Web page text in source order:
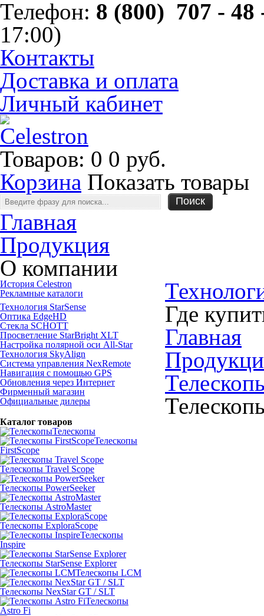
Телефон: 8 (800) 707 - 48
17:00)
Контакты
Доставка и оплата
Личный кабинет
Товаров: 0 0 руб.
Корзина Показать товары
Главная
Продукция
О компании
История Celestron
Рекламные каталоги
Технология StarSense
Оптика EdgeHD
Стекла SCHOTT
Просветление StarBright XLT
Настройка полярной оси All-Star
Технология SkyAlign
Система управления NexRemote
Навигация с помощью GPS
Обновления через Интернет
Где
Фирменный магазин
Официальные дилеры
Главная
Каталог товаров
Телескопы
Телескопы
FirstScope
Телескопы Travel Scope
Телескопы PowerSeeker
Телескопы AstroMaster
Телескопы ExploraScope
Телескопы
Inspire
Телескопы StarSense Explorer
Телескопы LCM
Телескопы NexStar GT / SLT
Телескопы
Astro Fi